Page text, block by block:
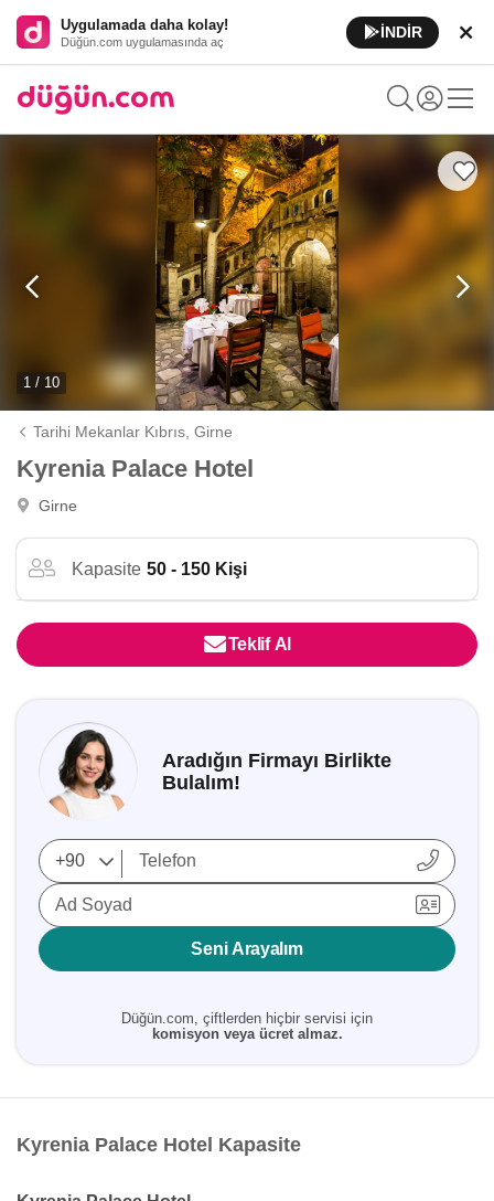
Uygulamada daha kolay!
Düğün.com uygulamasında aç
İNDİR
1 / 10
Tarihi Mekanlar Kıbrıs,Girne
Kyrenia Palace Hotel
Girne
Kapasite 50 - 150 Kişi
Teklif Al
Aradığın Firmayı Birlikte
Bulalım!
Ad Soyad
Seni Arayalım
Düğün.com, çiftlerden hiçbir servisi için
komisyon veya ücret almaz.
Kyrenia Palace Hotel Kapasite